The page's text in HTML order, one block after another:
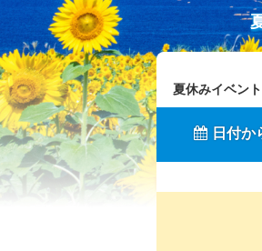
夏休みイベン
日付か